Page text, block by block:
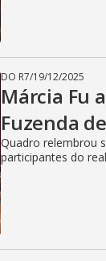
DO R7/19/12/2025
Márcia Fu
Fuzenda
Quadro relembrou
participantes do